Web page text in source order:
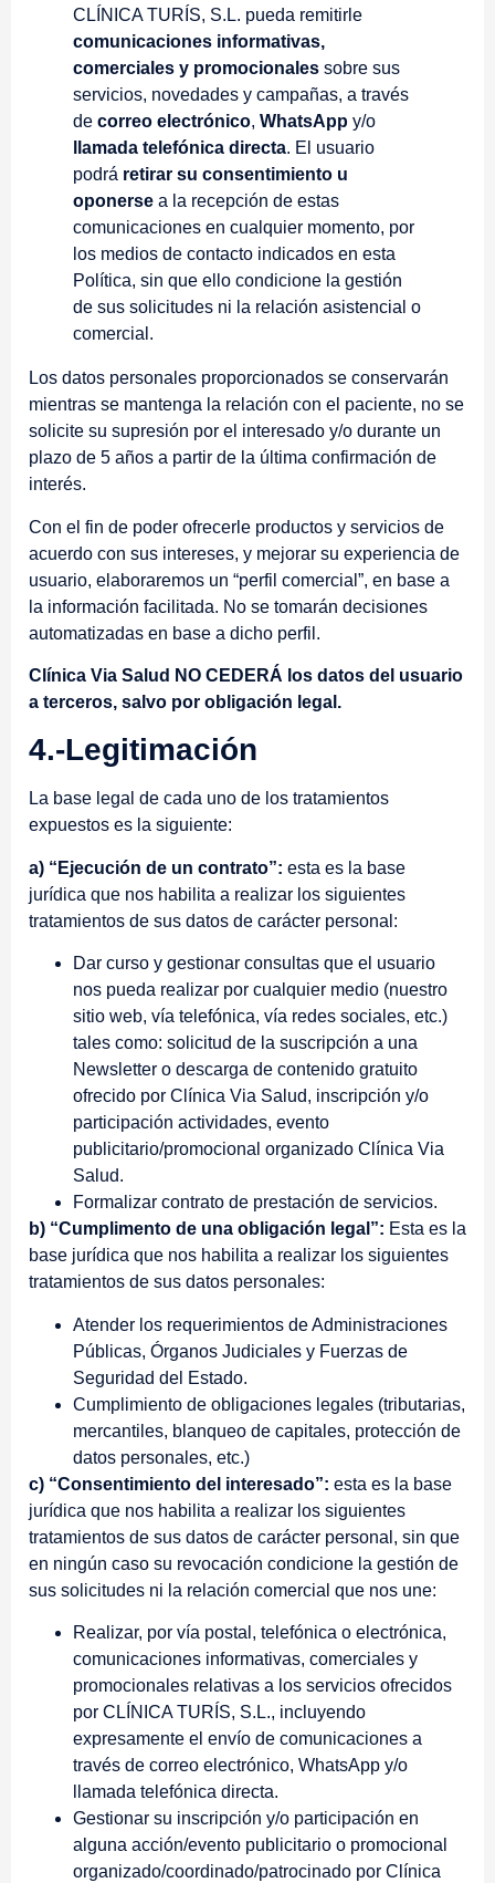
CLÍNICA TURÍS, S.L. pueda remitirle
comunicaciones informativas,
comerciales y promocionales sobre sus
servicios, novedades y campañas, a través
de correo electrónico, WhatsApp y/o
llamada telefónica directa. El usuario
podrá retirar su consentimiento u
oponerse a la recepción de estas
comunicaciones en cualquier momento, por
los medios de contacto indicados en esta
Política, sin que ello condicione la gestión
de sus solicitudes ni la relación asistencial o
comercial.
Los datos personales proporcionados se conservarán
mientras se mantenga la relación con el paciente, no se
solicite su supresión por el interesado y/o durante un
plazo de 5 años a partir de la última confirmación de
interés.
Con el fin de poder ofrecerle productos y servicios de
acuerdo con sus intereses, y mejorar su experiencia de
usuario, elaboraremos un “perfil comercial”, en base a
la información facilitada. No se tomarán decisiones
automatizadas en base a dicho perfil.
Clínica Via Salud NO CEDERÁ los datos del usuario
a terceros, salvo por obligación legal.
4.-Legitimación
La base legal de cada uno de los tratamientos
expuestos es la siguiente:
a) “Ejecución de un contrato”: esta es la base
jurídica que nos habilita a realizar los siguientes
tratamientos de sus datos de carácter personal:
Dar curso y gestionar consultas que el usuario
nos pueda realizar por cualquier medio (nuestro
sitio web, vía telefónica, vía redes sociales, etc.)
tales como: solicitud de la suscripción a una
Newsletter o descarga de contenido gratuito
ofrecido por Clínica Via Salud, inscripción y/o
participación actividades, evento
publicitario/promocional organizado Clínica Via
Salud.
Formalizar contrato de prestación de servicios.
b) “Cumplimento de una obligación legal”: Esta es la
base jurídica que nos habilita a realizar los siguientes
tratamientos de sus datos personales:
Atender los requerimientos de Administraciones
Públicas, Órganos Judiciales y Fuerzas de
Seguridad del Estado.
Cumplimiento de obligaciones legales (tributarias,
mercantiles, blanqueo de capitales, protección de
datos personales, etc.)
c) “Consentimiento del interesado”: esta es la base
jurídica que nos habilita a realizar los siguientes
tratamientos de sus datos de carácter personal, sin que
en ningún caso su revocación condicione la gestión de
sus solicitudes ni la relación comercial que nos une:
Realizar, por vía postal, telefónica o electrónica,
comunicaciones informativas, comerciales y
promocionales relativas a los servicios ofrecidos
por CLÍNICA TURÍS, S.L., incluyendo
expresamente el envío de comunicaciones a
través de correo electrónico, WhatsApp y/o
llamada telefónica directa.
Gestionar su inscripción y/o participación en
alguna acción/evento publicitario o promocional
organizado/coordinado/patrocinado por Clínica